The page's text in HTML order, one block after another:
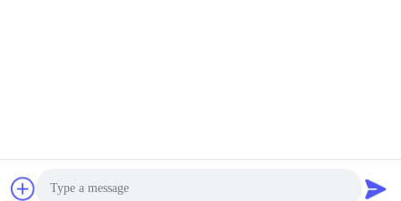
ติดต่อเร็ว